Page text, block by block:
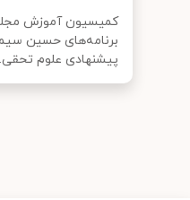
کمیسیون آموزش
برنامه‌های حسین
پیشنهادی علوم